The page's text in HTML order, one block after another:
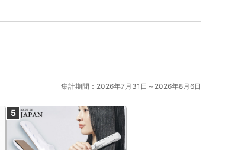
集計期間：2026年7月31日～2026年8月6日